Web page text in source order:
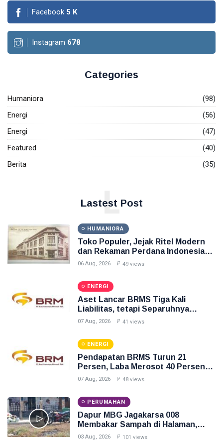
Facebook 5 K
Instagram 678
Categories
Humaniora
(98)
Energi
(56)
Energi
(47)
Featured
(40)
Berita
(35)
Lastest Post
L
HUMANIORA
Toko Populer, Jejak Ritel Modern
dan Rekaman Perdana Indonesia
Raya di Pasar Baru
06 Aug, 2026 49 views
ENERGI
Aset Lancar BRMS Tiga Kali
Liabilitas, tetapi Separuhnya
Berupa Uang Muka
07 Aug, 2026 41 views
ENERGI
Pendapatan BRMS Turun 21
Persen, Laba Merosot 40 Persen
dan Arus Kas Operasi Negatif
07 Aug, 2026 48 views
PERUMAHAN
Dapur MBG Jagakarsa 008
Membakar Sampah di Halaman,
Inilah Gambarnya
03 Aug, 2026 101 views